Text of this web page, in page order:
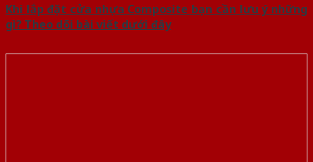
Khi lắp đặt cửa nhựa Composite bạn cần lưu ý những
gì? Theo dõi bài viết dưới đây